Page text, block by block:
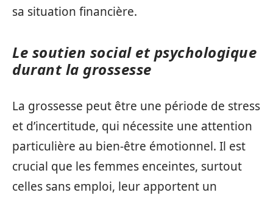
sa situation financière.
Le soutien social et psychologique
durant la grossesse
La grossesse peut être une période de stress
et d’incertitude, qui nécessite une attention
particulière au bien-être émotionnel. Il est
crucial que les femmes enceintes, surtout
celles sans emploi, leur apportent un